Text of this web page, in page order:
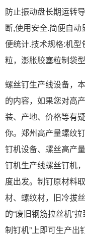
防止振动盘长期运转
断,使用安全.简便自
便统计.技术规格:机
粒，澎胀胶塞粒制袋
螺丝钉生产线设备，
的内容，如果您对高
装、产地、价格等有
你。郑州高产量螺纹
钉机设备、螺丝高产
钉机生产线螺丝钉机
度出发。制钉原材料
材、螺纹材，旧冷拔
的“废旧钢筋拉丝机”
制钉机”上即可生产出